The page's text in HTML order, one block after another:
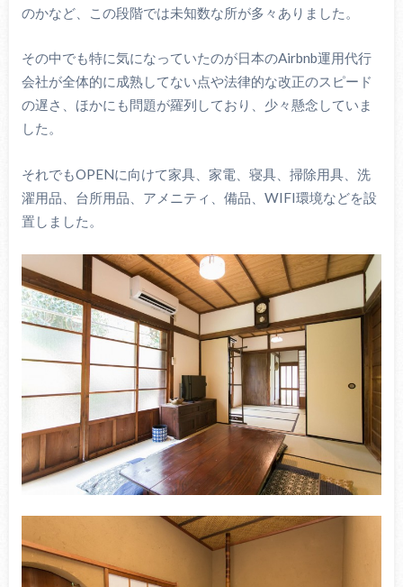
のかなど、この段階では未知数な所が多々ありました。
その中でも特に気になっていたのが日本のAirbnb運用代行
会社が全体的に成熟してない点や法律的な改正のスピード
の遅さ、ほかにも問題が羅列しており、少々懸念していま
した。
それでもOPENに向けて家具、家電、寝具、掃除用具、洗
濯用品、台所用品、アメニティ、備品、WIFI環境などを設
置しました。